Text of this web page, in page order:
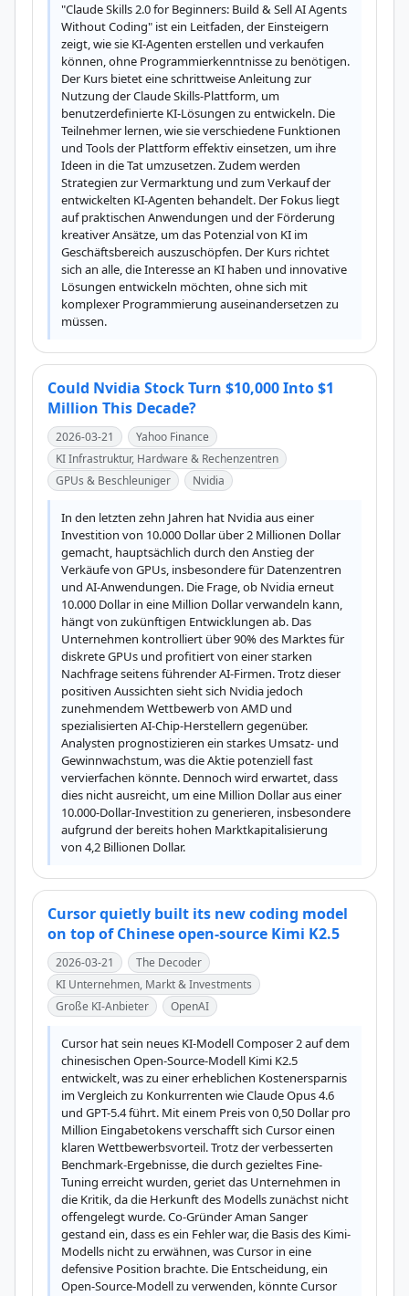
"Claude Skills 2.0 for Beginners: Build & Sell AI Agents
Without Coding" ist ein Leitfaden, der Einsteigern
zeigt, wie sie KI-Agenten erstellen und verkaufen
können, ohne Programmierkenntnisse zu benötigen.
Der Kurs bietet eine schrittweise Anleitung zur
Nutzung der Claude Skills-Plattform, um
benutzerdefinierte KI-Lösungen zu entwickeln. Die
Teilnehmer lernen, wie sie verschiedene Funktionen
und Tools der Plattform effektiv einsetzen, um ihre
Ideen in die Tat umzusetzen. Zudem werden
Strategien zur Vermarktung und zum Verkauf der
entwickelten KI-Agenten behandelt. Der Fokus liegt
auf praktischen Anwendungen und der Förderung
kreativer Ansätze, um das Potenzial von KI im
Geschäftsbereich auszuschöpfen. Der Kurs richtet
sich an alle, die Interesse an KI haben und innovative
Lösungen entwickeln möchten, ohne sich mit
komplexer Programmierung auseinandersetzen zu
müssen.
Could Nvidia Stock Turn $10,000 Into $1
Million This Decade?
2026-03-21
Yahoo Finance
KI Infrastruktur, Hardware & Rechenzentren
GPUs & Beschleuniger
Nvidia
In den letzten zehn Jahren hat Nvidia aus einer
Investition von 10.000 Dollar über 2 Millionen Dollar
gemacht, hauptsächlich durch den Anstieg der
Verkäufe von GPUs, insbesondere für Datenzentren
und AI-Anwendungen. Die Frage, ob Nvidia erneut
10.000 Dollar in eine Million Dollar verwandeln kann,
hängt von zukünftigen Entwicklungen ab. Das
Unternehmen kontrolliert über 90% des Marktes für
diskrete GPUs und profitiert von einer starken
Nachfrage seitens führender AI-Firmen. Trotz dieser
positiven Aussichten sieht sich Nvidia jedoch
zunehmendem Wettbewerb von AMD und
spezialisierten AI-Chip-Herstellern gegenüber.
Analysten prognostizieren ein starkes Umsatz- und
Gewinnwachstum, was die Aktie potenziell fast
vervierfachen könnte. Dennoch wird erwartet, dass
dies nicht ausreicht, um eine Million Dollar aus einer
10.000-Dollar-Investition zu generieren, insbesondere
aufgrund der bereits hohen Marktkapitalisierung
von 4,2 Billionen Dollar.
Cursor quietly built its new coding model
on top of Chinese open-source Kimi K2.5
2026-03-21
The Decoder
KI Unternehmen, Markt & Investments
Große KI-Anbieter
OpenAI
Cursor hat sein neues KI-Modell Composer 2 auf dem
chinesischen Open-Source-Modell Kimi K2.5
entwickelt, was zu einer erheblichen Kostenersparnis
im Vergleich zu Konkurrenten wie Claude Opus 4.6
und GPT-5.4 führt. Mit einem Preis von 0,50 Dollar pro
Million Eingabetokens verschafft sich Cursor einen
klaren Wettbewerbsvorteil. Trotz der verbesserten
Benchmark-Ergebnisse, die durch gezieltes Fine-
Tuning erreicht wurden, geriet das Unternehmen in
die Kritik, da die Herkunft des Modells zunächst nicht
offengelegt wurde. Co-Gründer Aman Sanger
gestand ein, dass es ein Fehler war, die Basis des Kimi-
Modells nicht zu erwähnen, was Cursor in eine
defensive Position brachte. Die Entscheidung, ein
Open-Source-Modell zu verwenden, könnte Cursor